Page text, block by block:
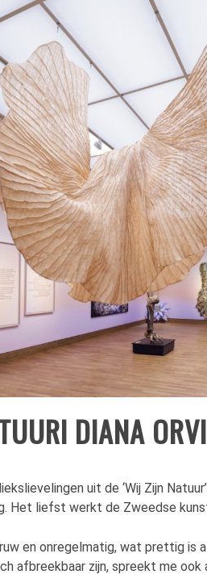
DIANA
uit de ‘Wij Zijn
Het liefst werkt de Zweedse
ruw en onregelmatig, wat prettig is
afbreekbaar zijn, spreekt me